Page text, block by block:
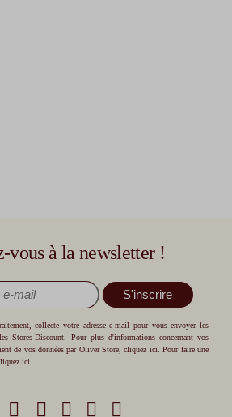
vous à la newsletter !
S'inscrire
collecte votre adresse e-mail pour vous envoyer les
Stores-Discount. Pour plus d'informations concernant vos
de vos données par Oliver Store,cliquez ici . Pour faire une
ici